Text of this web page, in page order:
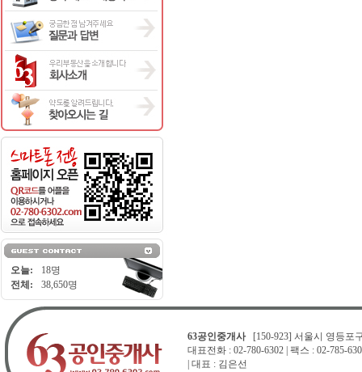
오늘:
18명
전체:
38,650명
63공인중개사[150-923] 서울시 영등포
대표전화 : 02-780-6302 | 팩스 : 02-785-
| 대표 : 김은선